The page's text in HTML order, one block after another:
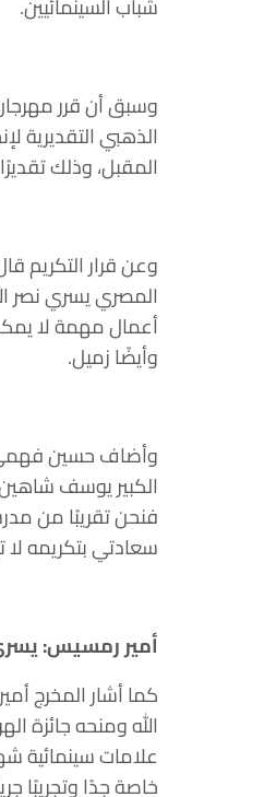
وسبق أن قرر مهرجان
المقبل، وذلك
وعن قرار التكريم
المصري يسري نصر
أعمال مهمة لا
وأيضًا زميل.
وأضاف حسين فهمي:
الكبير يوسف
فنحن تقريبًا من
سعادتي بتكريمه
أمير رمسيس:
كما أشار المخرج
الله ومنحه جائزة
علامات سينمائية
خاصة جدًا وتجريبًا